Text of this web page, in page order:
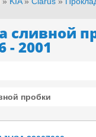
сливной
- 2001
пробки